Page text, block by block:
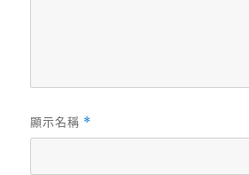
顯示名稱 *